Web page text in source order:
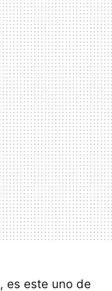
, es este uno de